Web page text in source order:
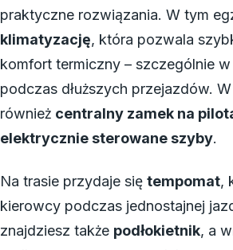
praktyczne rozwiązania. W tym
klimatyzację, która pozwala
komfort termiczny – szczególnie
podczas dłuższych przejazdów.
również centralny zamek na
elektrycznie sterowane szyby.
Na trasie przydaje się tempomat,
kierowcy podczas jednostajnej
znajdziesz także podłokietnik, a